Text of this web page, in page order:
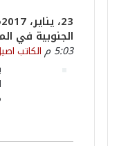
الجنوبية في
5:03 م الكاتب